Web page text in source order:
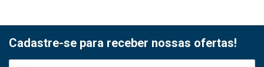
Cadastre-se para receber nossas ofertas!